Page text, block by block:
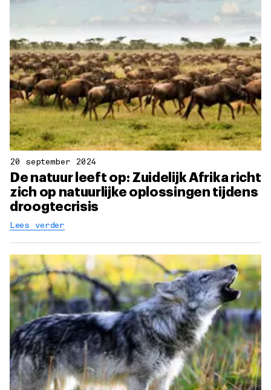
20 september 2024
De natuur leeft op: Zuidelijk Afrika richt
zich op natuurlijke oplossingen tijdens
droogtecrisis
Lees verder